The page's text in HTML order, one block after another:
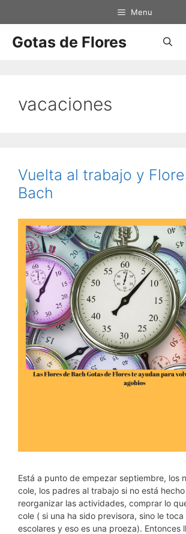
Menu
Gotas de Flores
vacaciones
Vuelta al trabajo y
Bach
Está a punto de empezar septiembre, los
cole, los padres al trabajo si no está
reorganizar las actividades, comprar lo
cole ( si una ha sido previsora, sino le
escolares y eso es una proeza). Entonces